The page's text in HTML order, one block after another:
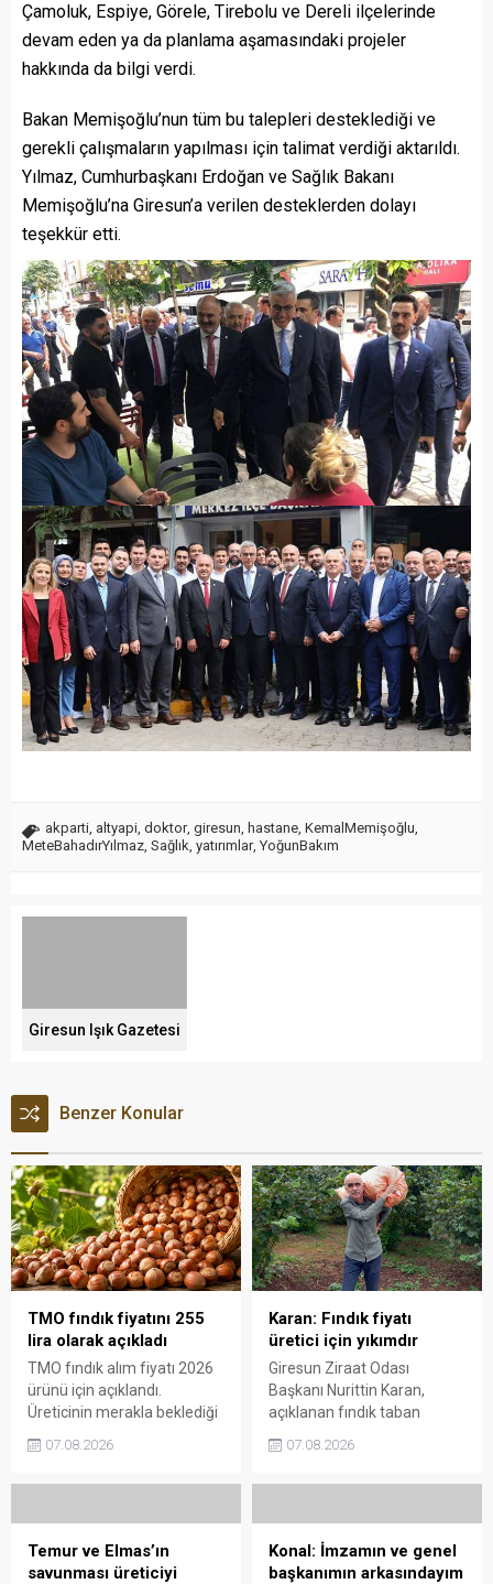
Çamoluk, Espiye, Görele, Tirebolu ve Dereli ilçelerinde
devam eden ya da planlama aşamasındaki projeler
hakkında da bilgi verdi.
Bakan Memişoğlu’nun tüm bu talepleri desteklediği ve
gerekli çalışmaların yapılması için talimat verdiği aktarıldı.
Yılmaz, Cumhurbaşkanı Erdoğan ve Sağlık Bakanı
Memişoğlu’na Giresun’a verilen desteklerden dolayı
teşekkür etti.
akparti altyapi doktor, giresun hastane KemalMemişoğlu
MeteBahadırYılmaz Sağlık yatırımlar, YoğunBakım
Giresun Işık Gazetesi
Benzer Konular
TMO fındık fiyatını 255
lira olarak açıkladı
TMO fındık alım fiyatı 2026
ürünü için açıklandı.
Üreticinin merakla beklediği
yüksek randımanlı ürüne
07.08.2026
Karan: Fındık fiyatı
üretici için yıkımdır
Giresun Ziraat Odası
Başkanı Nurittin Karan,
açıklanan fındık taban
üretim maliyetlerinin
hayal kırıklığı yarattığını
söyledi.
07.08.2026
Temur ve Elmas’ın
savunması üreticiyi
Konal: İmzamın ve genel
başkanımın arkasındayım